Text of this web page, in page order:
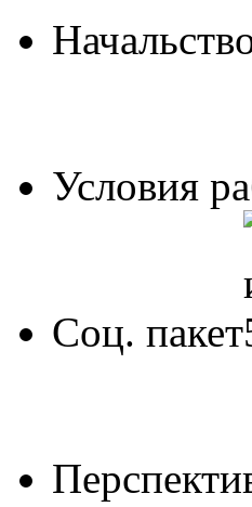
Условия
Соц. пакет